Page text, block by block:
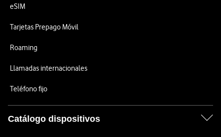
eSIM
Tarjetas Prepago Móvil
Roaming
Llamadas internacionales
Teléfono fijo
Catálogo dispositivos